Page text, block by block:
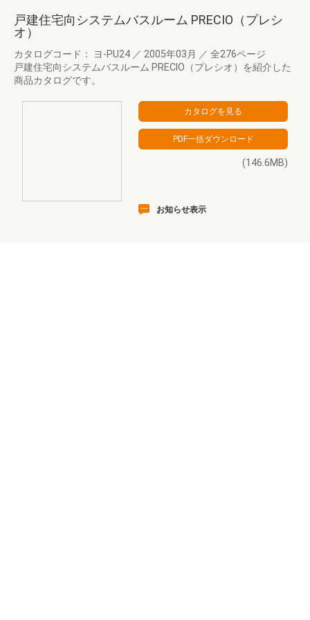
戸建住宅向システムバスルーム PRECIO（プレシ
オ）
カタログコード： ヨ-PU24 ／ 2005年03月 ／ 全276ページ
戸建住宅向システムバスルーム PRECIO（プレシオ）を紹介した
商品カタログです。
(146.6MB)
お知らせ表示